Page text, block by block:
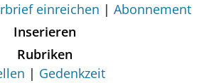
einreichen
Abonnement
Inserieren
Rubriken
Gedenkzeit